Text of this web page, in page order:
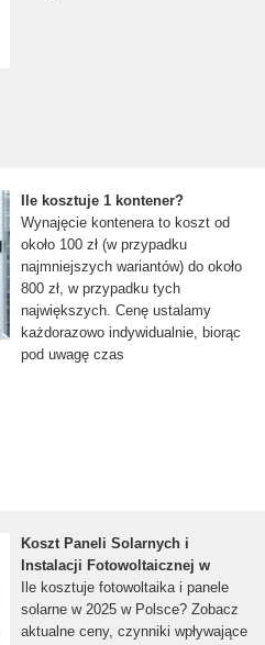
Ile kosztuje 1 kontener?
Wynajęcie kontenera to koszt od
około 100 zł (w przypadku
najmniejszych wariantów) do około
800 zł, w przypadku tych
największych. Cenę ustalamy
każdorazowo indywidualnie, biorąc
pod uwagę czas
Koszt Paneli Solarnych i
Instalacji Fotowoltaicznej w
Ile kosztuje fotowoltaika i panele
solarne w 2025 w Polsce? Zobacz
aktualne ceny, czynniki wpływające